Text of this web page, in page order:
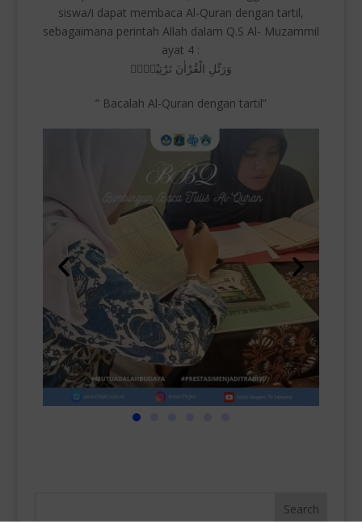
siswa/i dapat membaca Al-Quran dengan tartil,
sebagaimana perintah Allah dalam Q.S Al- Muzammil
ayat 4 :
وَرَتِّلِ الْقُرْاٰنَ تَرْتِيْلًاۗ
” Bacalah Al-Quran dengan tartil”